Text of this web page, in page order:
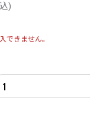
)
できません。